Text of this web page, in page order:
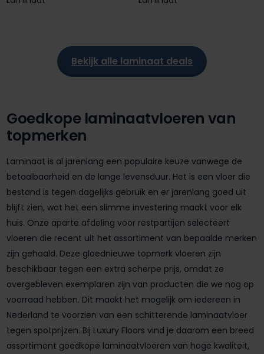
Bekijk alle laminaat deals
Goedkope laminaatvloeren van
topmerken
Laminaat is al jarenlang een populaire keuze vanwege de
betaalbaarheid en de lange levensduur. Het is een vloer die
bestand is tegen dagelijks gebruik en er jarenlang goed uit
blijft zien, wat het een slimme investering maakt voor elk
huis. Onze aparte afdeling voor restpartijen selecteert
vloeren die recent uit het assortiment van bepaalde merken
zijn gehaald. Deze gloednieuwe topmerk vloeren zijn
beschikbaar tegen een extra scherpe prijs, omdat ze
overgebleven exemplaren zijn van producten die we nog op
voorraad hebben. Dit maakt het mogelijk om iedereen in
Nederland te voorzien van een schitterende laminaatvloer
tegen spotprijzen. Bij Luxury Floors vind je daarom een breed
assortiment goedkope laminaatvloeren van hoge kwaliteit,